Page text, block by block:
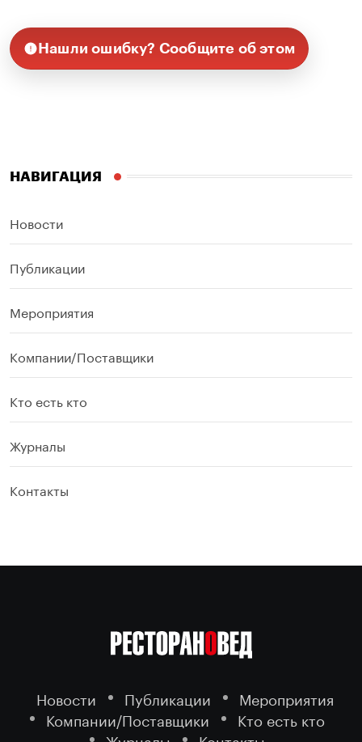
Нашли ошибку? Сообщите об этом
НАВИГАЦИЯ
Новости
Публикации
Мероприятия
Компании/Поставщики
Кто есть кто
Журналы
Контакты
Новости Публикации
Мероприятия
Компании/Поставщики
Кто есть кто